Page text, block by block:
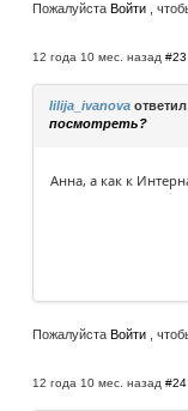
Пожалуйста Войти ,
12 года 10 мес. назад #23
lilija_ivanova
посмотреть?
Анна, а как к
Пожалуйста Войти ,
12 года 10 мес. назад #24